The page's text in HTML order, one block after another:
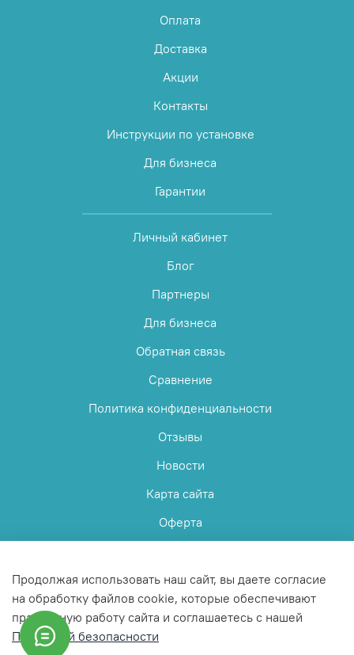
Оплата
Доставка
Акции
Контакты
Инструкции по установке
Для бизнеса
Гарантии
Личный кабинет
Блог
Партнеры
Для бизнеса
Обратная связь
Сравнение
Политика конфиденциальности
Отзывы
Новости
Карта сайта
Оферта
© 2025 Любое использование контента без письменного
Продолжая использовать наш сайт, вы даете согласие
на обработку файлов cookie, которые обеспечивают
правильную работу сайта и соглашаетесь с нашей
Политикой безопасности